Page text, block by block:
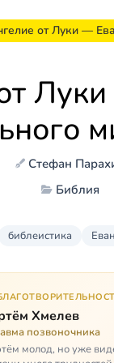
от Луки —
Стефан
Библия
библеистика
Хмелев
позвоночника
молод, но уже